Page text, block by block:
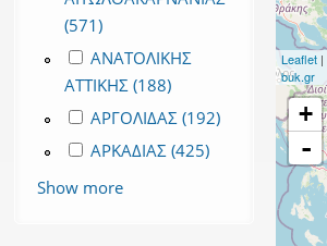
(571) Apply ΑΙΤΩΛΟΑΚΑΡΝΑΝΙΑΣ
Apply ΑΝΑΤΟΛΙΚΗΣ ΑΤΤΙΚΗΣ
ΑΝΑΤΟΛΙΚΗΣ
ΑΤΤΙΚΗΣ (188) Apply
Apply ΑΡΓΟΛΙΔΑΣ filter
ΑΡΓΟΛΙΔΑΣ (192)Apply
Apply ΑΡΚΑΔΙΑΣ filter
ΑΡΚΑΔΙΑΣ (425)Apply
Show more
Leaflet |
buk.gr
+
-